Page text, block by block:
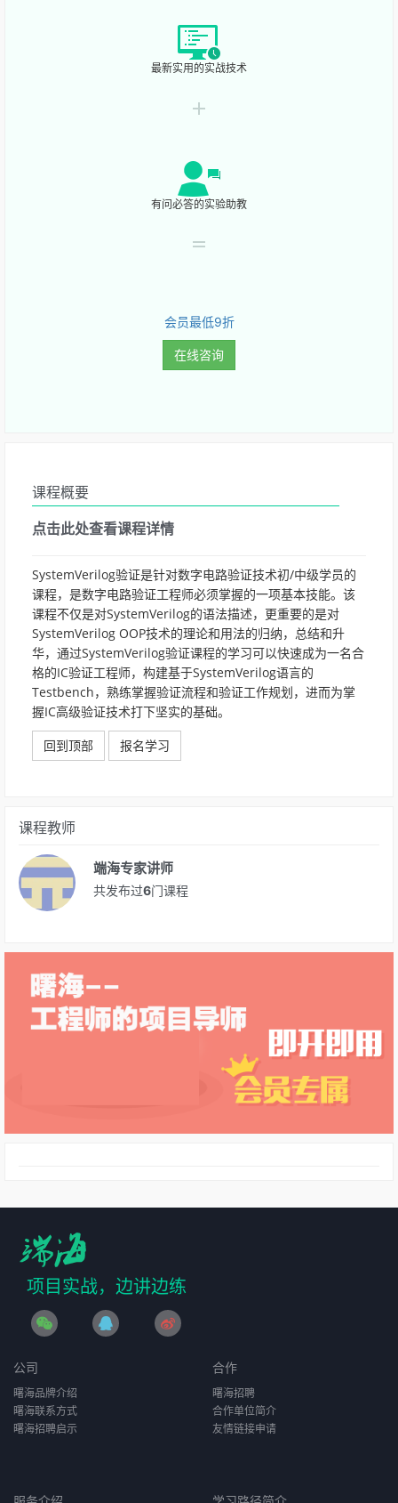
最新实用的实战技术
有问必答的实验助教
会员最低9折
在线咨询
课程概要
点击此处查看课程详情
SystemVerilog验证是针对数字电路验证技术初/中级学员的
课程，是数字电路验证工程师必须掌握的一项基本技能。该
课程不仅是对SystemVerilog的语法描述，更重要的是对
SystemVerilog OOP技术的理论和用法的归纳，总结和升
华，通过SystemVerilog验证课程的学习可以快速成为一名合
格的IC验证工程师，构建基于SystemVerilog语言的
Testbench，熟练掌握验证流程和验证工作规划，进而为掌
握IC高级验证技术打下坚实的基础。
回到顶部
报名学习
课程教师
端海专家讲师
共发布过6门课程
项目实战，边讲边练
公司
曙海品牌介绍
曙海联系方式
曙海招聘启示
合作
曙海招聘
合作单位简介
友情链接申请